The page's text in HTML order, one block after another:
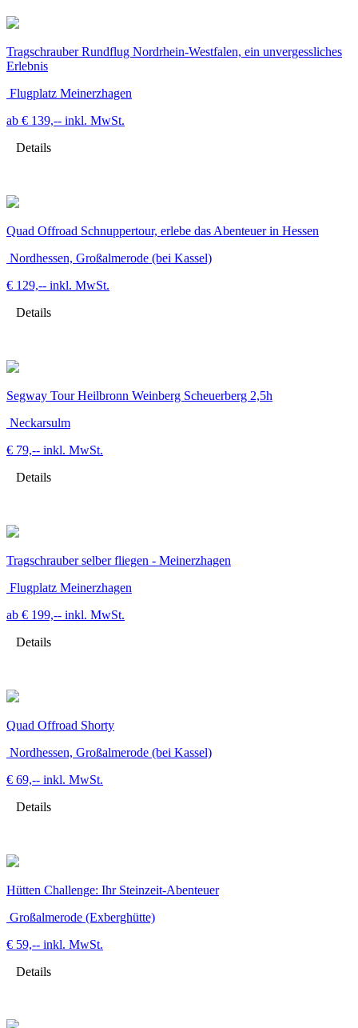
Tragschrauber Rundflug Nordrhein-Westfalen, ein unvergessliches
Erlebnis
Flugplatz Meinerzhagen
ab € 139,-- inkl. MwSt.
Details
Quad Offroad Schnuppertour, erlebe das Abenteuer in Hessen
Nordhessen, Großalmerode (bei Kassel)
€ 129,-- inkl. MwSt.
Details
Segway Tour Heilbronn Weinberg Scheuerberg 2,5h
Neckarsulm
€ 79,-- inkl. MwSt.
Details
Tragschrauber selber fliegen - Meinerzhagen
Flugplatz Meinerzhagen
ab € 199,-- inkl. MwSt.
Details
Quad Offroad Shorty
Nordhessen, Großalmerode (bei Kassel)
€ 69,-- inkl. MwSt.
Details
Hütten Challenge: Ihr Steinzeit-Abenteuer
Großalmerode (Exberghütte)
€ 59,-- inkl. MwSt.
Details